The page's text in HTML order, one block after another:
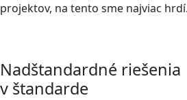
projektov, na tento sme najviac hrdí.
Nadštandardné riešenia
v štandarde